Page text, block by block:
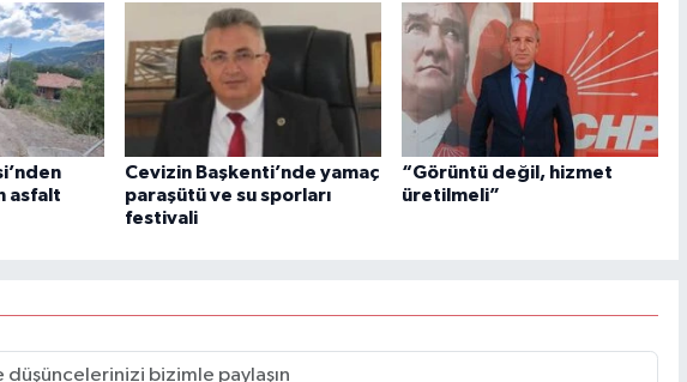
asfalt
Cevizin Başkenti’nde yamaç
paraşütü ve su sporları
festivali
“Görüntü değil, hizmet
üretilmeli”